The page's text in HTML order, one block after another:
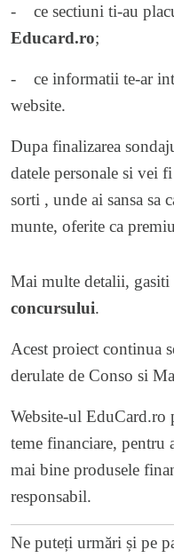
- ce sectiuni ti-au
Educard.ro;
- ce informatii te-ar
website.
Dupa finalizarea
datele personale si vei
sorti , unde ai sansa sa
munte, oferite ca
Mai multe detalii, gasiti
concursului.
Acest proiect continua
derulate de Conso si
Website-ul EduCard.ro
teme financiare, pentru
mai bine produsele
responsabil.
Ne puteți urmări și pe